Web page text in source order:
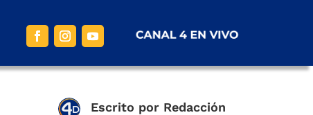
Escrito por Redacción